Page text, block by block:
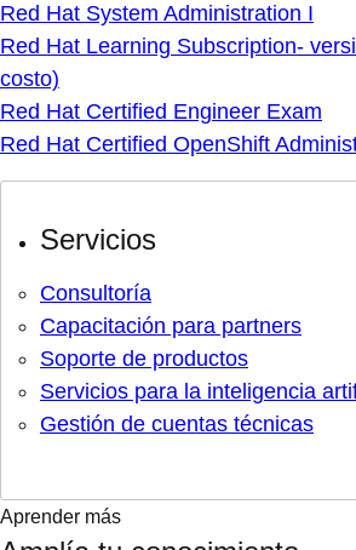
Red Hat System Administration I
Red Hat Learning Subscription-
costo)
Red Hat Certified Engineer Exam
Red Hat Certified OpenShift
Servicios
Consultoría
Capacitación para partners
Soporte de productos
Servicios para la inteligencia
Gestión de cuentas técnicas
Aprender más